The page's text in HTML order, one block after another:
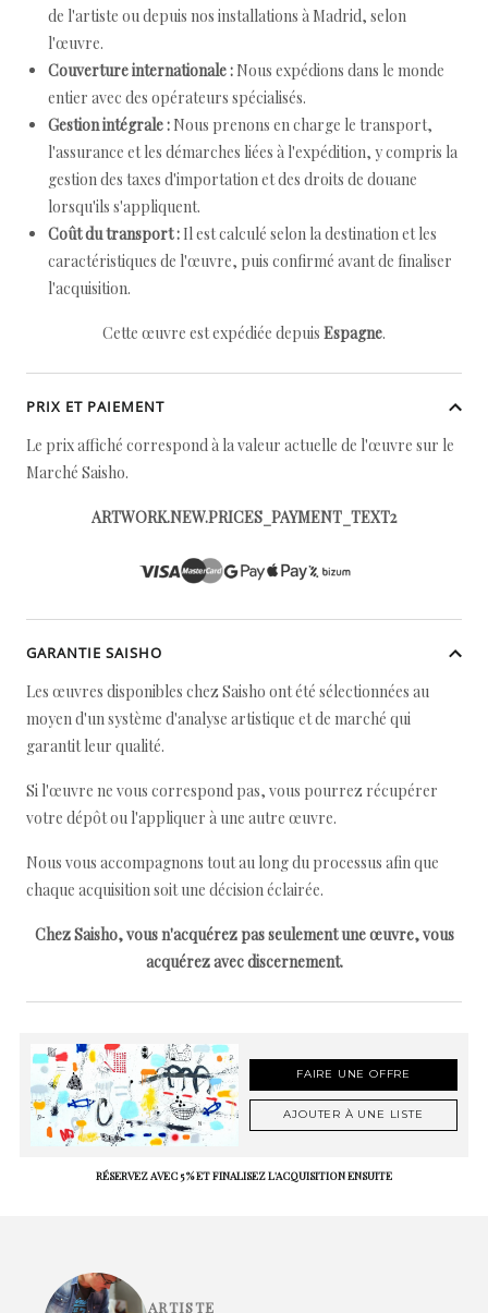
de l'artiste ou depuis nos installations à Madrid, selon
l'œuvre.
Couverture internationale : Nous expédions dans le monde
entier avec des opérateurs spécialisés.
Gestion intégrale : Nous prenons en charge le transport,
l'assurance et les démarches liées à l'expédition, y compris la
gestion des taxes d'importation et des droits de douane
lorsqu'ils s'appliquent.
Coût du transport : Il est calculé selon la destination et les
caractéristiques de l'œuvre, puis confirmé avant de finaliser
l'acquisition.
Cette œuvre est expédiée depuis Espagne.
PRIX ET PAIEMENT
Le prix affiché correspond à la valeur actuelle de l'œuvre sur le
Marché Saisho.
ARTWORK.NEW.PRICES_PAYMENT_TEXT2
GARANTIE SAISHO
Les œuvres disponibles chez Saisho ont été sélectionnées au
moyen d'un système d'analyse artistique et de marché qui
garantit leur qualité.
Si l'œuvre ne vous correspond pas, vous pourrez récupérer
votre dépôt ou l'appliquer à une autre œuvre.
Nous vous accompagnons tout au long du processus afin que
chaque acquisition soit une décision éclairée.
Chez Saisho, vous n'acquérez pas seulement une œuvre, vous
acquérez avec discernement.
FAIRE UNE OFFRE
AJOUTER À UNE LISTE
RÉSERVEZ AVEC 5 % ET FINALISEZ L'ACQUISITION ENSUITE
ARTISTE